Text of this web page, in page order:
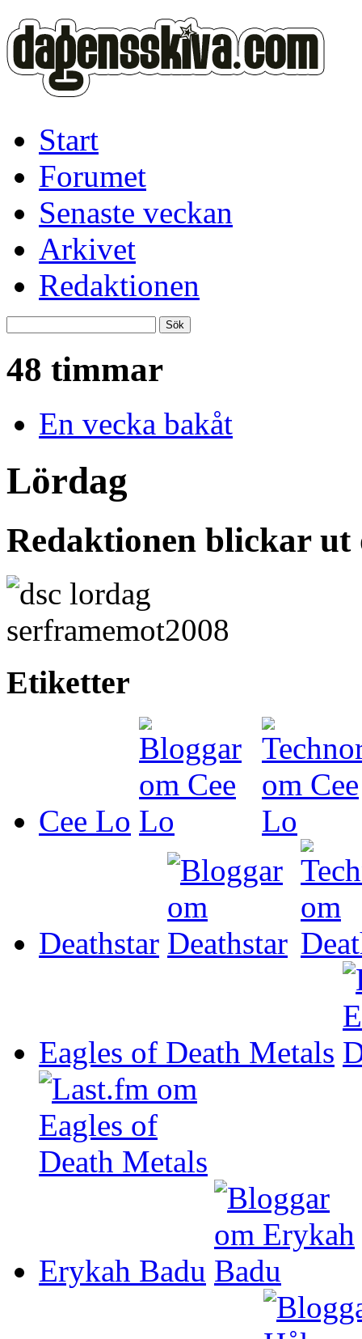
Start
Forumet
Senaste veckan
Arkivet
Redaktionen
48 timmar
En vecka bakåt
Lördag
Redaktionen blickar ut
Etiketter
Cee Lo
Deathstar
Eagles of Death Metals
Erykah Badu